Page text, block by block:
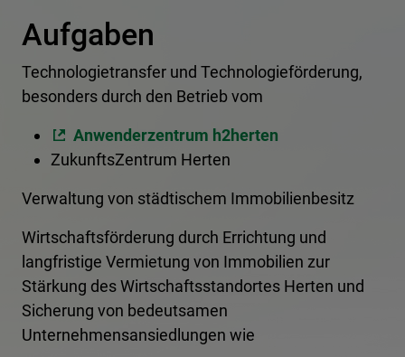
Aufgaben
Technologietransfer und Technologieförderung,
besonders durch den Betrieb vom
Anwenderzentrum h2herten
ZukunftsZentrum Herten
Verwaltung von städtischem Immobilienbesitz
Wirtschaftsförderung durch Errichtung und
langfristige Vermietung von Immobilien zur
Stärkung des Wirtschaftsstandortes Herten und
Sicherung von bedeutsamen
Unternehmensansiedlungen wie